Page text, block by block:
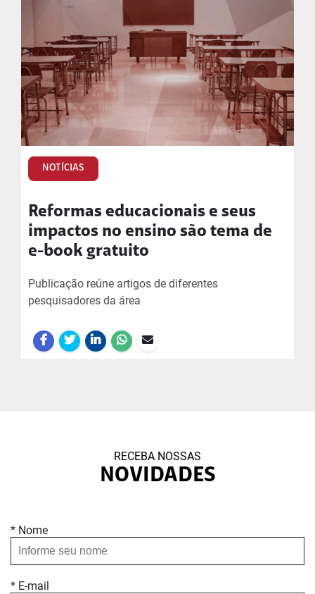
NOTÍCIAS
Reformas educacionais e seus
impactos no ensino são tema de
e-book gratuito
Publicação reúne artigos de diferentes
pesquisadores da área
RECEBA NOSSAS
NOVIDADES
* Nome
* E-mail